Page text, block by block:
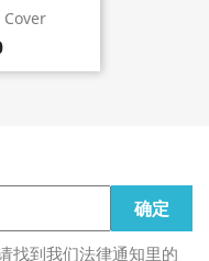
找到我们法律通知里的